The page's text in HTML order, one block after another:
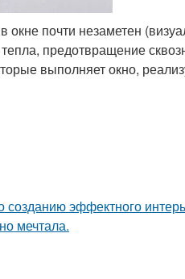
окне почти незаметен
предотвращение
выполняет окно,
созданию эффектного
мечтала.